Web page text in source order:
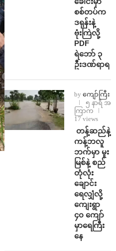
စစ်တပ်က
ဒရုန်းနဲ့
ဗုံးကြဲလို့
PDF
ရဲဘော် ၃
ဦးဒဏ်ရာရ
by ကျော်ကြီး
၅ နာရီ အ
ကြာက
17 views
⁩ ⁨တန့်ဆည်နဲ့
ကန့်ဘလူ
ဘက်မှာ မူး
မြစ်နဲ့ စည်
တုံလုံး
ချောင်း
ရေလျှံလို့
ကျေးရွာ
၄၀ ကျော်
မှာရေကြီး
နေ